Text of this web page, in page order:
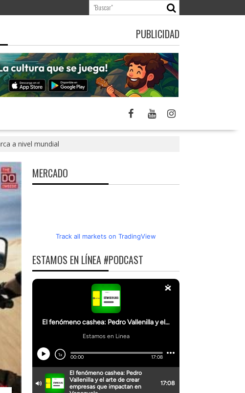
PUBLICIDAD
a nivel mundial
MERCADO
Track all markets on TradingView
ESTAMOS EN LÍNEA #PODCAST